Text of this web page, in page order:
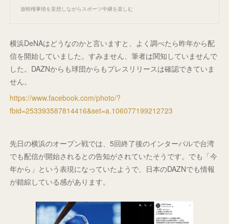
放映権事情を妄想しながらスポーツ中継を楽しむ
横浜DeNAはどうなのかと言いますと、よく調べたら昨年から配
信を開始していました。すみません、筆者は関知していませんで
した。DAZNからも球団からもプレスリリースは確認できていま
せん。
https://www.facebook.com/photo/?
fbid=253393587814416&set=a.106077199212723
先日の横浜のオープン戦では、5回終了後のインターバルで台湾
でも配信が開始されるとの告知がされていたそうです。でも「今
年から」という表現になっていたようで、日本のDAZNでも情報
が錯綜している感があります。